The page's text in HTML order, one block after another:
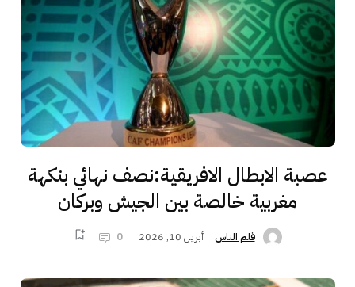
عصبة الابطال الافريقية:نصف نهائي بنكهة
مغربية خالصة بين الجيش وبركان
قلم الناس أبريل 10, 2026 0